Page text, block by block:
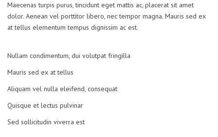
Maecenas turpis purus, tincidunt eget mattis ac, placerat sit amet
dolor. Aenean vel porttitor libero, nec tempor magna. Mauris sed ex
at tellus elementum tempus dignissim ac est.
Nullam condimentum, dui volutpat fringilla
Mauris sed ex at tellus
Aliquam vel nulla eleifend, consequat
Quisque et lectus pulvinar
Sed sollicitudin viverra est